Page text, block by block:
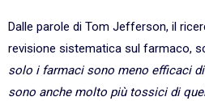
Dalle parole di Tom Jefferson, il
revisione sistematica sul farmaco,
solo i farmaci sono meno efficaci
sono anche molto più tossici di